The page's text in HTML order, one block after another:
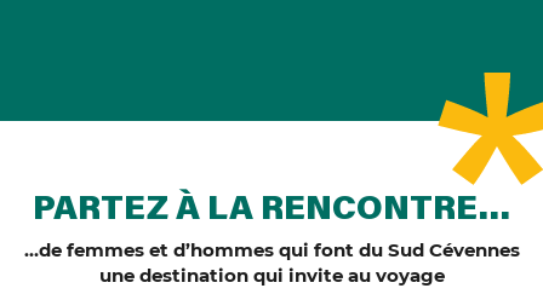
PARTEZ À LA RENCONTRE…
…de femmes et d’hommes qui font du Sud Cévennes
une destination qui invite au voyage